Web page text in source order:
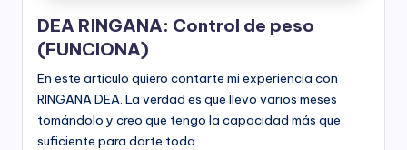
P
a
r
t
n
DEA RINGANA: Control de peso
(FUNCIONA)
En este artículo quiero contarte mi experiencia con
RINGANA DEA. La verdad es que llevo varios meses
tomándolo y creo que tengo la capacidad más que
suficiente para darte toda…